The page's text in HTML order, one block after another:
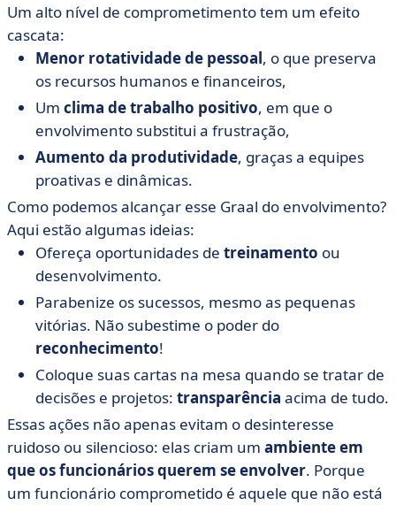
Um alto nível de comprometimento tem um efeito
cascata:
Menor rotatividade de pessoal, o que preserva
os recursos humanos e financeiros,
Um clima de trabalho positivo, em que o
envolvimento substitui a frustração,
Aumento da produtividade, graças a equipes
proativas e dinâmicas.
Como podemos alcançar esse Graal do envolvimento?
Aqui estão algumas ideias:
Ofereça oportunidades de treinamento ou
desenvolvimento.
Parabenize os sucessos, mesmo as pequenas
vitórias. Não subestime o poder do
reconhecimento!
Coloque suas cartas na mesa quando se tratar de
decisões e projetos: transparência acima de tudo.
Essas ações não apenas evitam o desinteresse
ruidoso ou silencioso: elas criam um ambiente em
que os funcionários querem se envolver. Porque
um funcionário comprometido é aquele que não está